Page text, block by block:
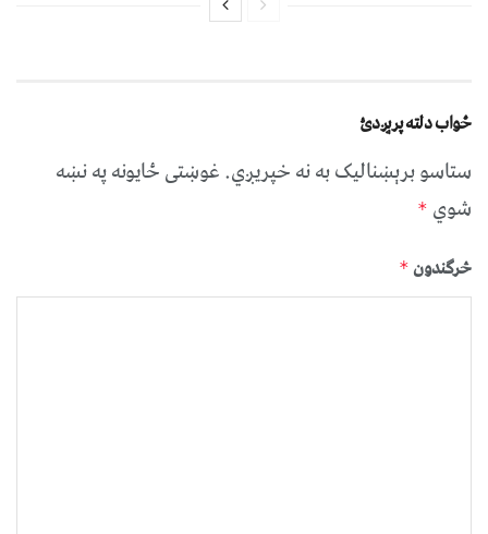
ځواب دلته پرېږدئ
ستاسو برېښناليک به نه خپريږي.غوښتى ځایونه په نښه
شوي *
څرگندون *